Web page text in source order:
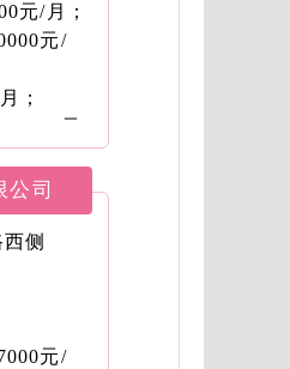
/月；
元/
，7000-
元/
元/月；
元/
；
元/
元/月；
/月；
/月；
元/
司
侧
元/